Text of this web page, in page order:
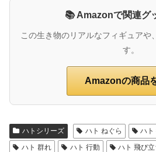
📚 Amazonで関連グ
この生き物のリアルなフィギュアや
す。
Amazonの商品
ハトシリーズ ハト ねぐら ハト
ハト 群れ
ハト 行動 ハト 飛び立